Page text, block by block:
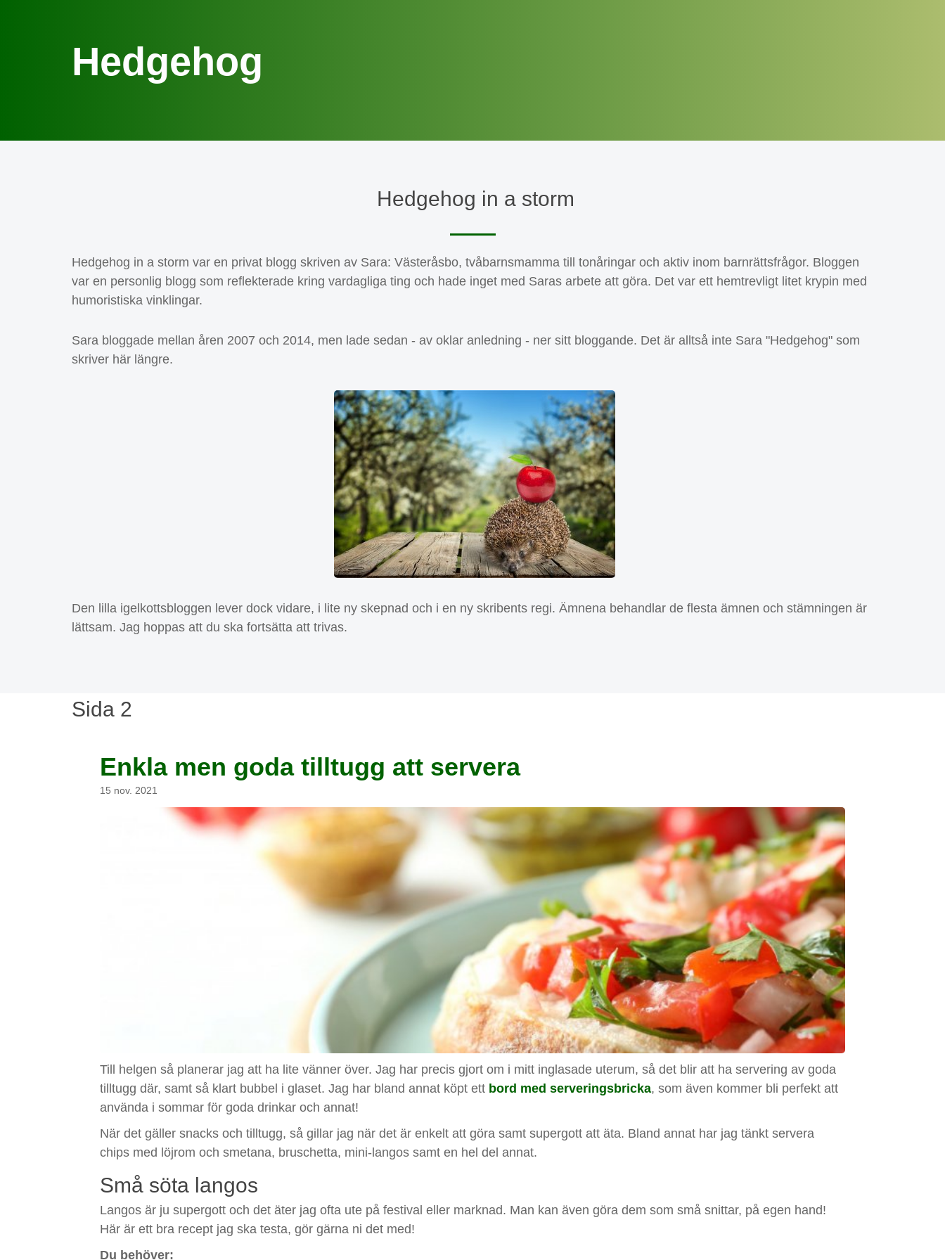
Hedgehog
Hedgehog in a storm
Hedgehog in a storm var en privat blogg skriven av Sara: Västeråsbo, tvåbarnsmamma till tonåringar och aktiv inom barnrättsfrågor. Bloggen
var en personlig blogg som reflekterade kring vardagliga ting och hade inget med Saras arbete att göra. Det var ett hemtrevligt litet krypin med
humoristiska vinklingar.
Sara bloggade mellan åren 2007 och 2014, men lade sedan - av oklar anledning - ner sitt bloggande. Det är alltså inte Sara "Hedgehog" som
skriver här längre.
Den lilla igelkottsbloggen lever dock vidare, i lite ny skepnad och i en ny skribents regi. Ämnena behandlar de flesta ämnen och stämningen är
lättsam. Jag hoppas att du ska fortsätta att trivas.
Sida 2
Enkla men goda tilltugg att servera
15 nov. 2021
Till helgen så planerar jag att ha lite vänner över. Jag har precis gjort om i mitt inglasade uterum, så det blir att ha servering av goda
tilltugg där, samt så klart bubbel i glaset. Jag har bland annat köpt ett bord med serveringsbricka, som även kommer bli perfekt att
använda i sommar för goda drinkar och annat!
När det gäller snacks och tilltugg, så gillar jag när det är enkelt att göra samt supergott att äta. Bland annat har jag tänkt servera
chips med löjrom och smetana, bruschetta, mini-langos samt en hel del annat.
Små söta langos
Langos är ju supergott och det äter jag ofta ute på festival eller marknad. Man kan även göra dem som små snittar, på egen hand!
Här är ett bra recept jag ska testa, gör gärna ni det med!
Du behöver: